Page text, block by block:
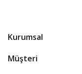
Kurumsal
Müşteri